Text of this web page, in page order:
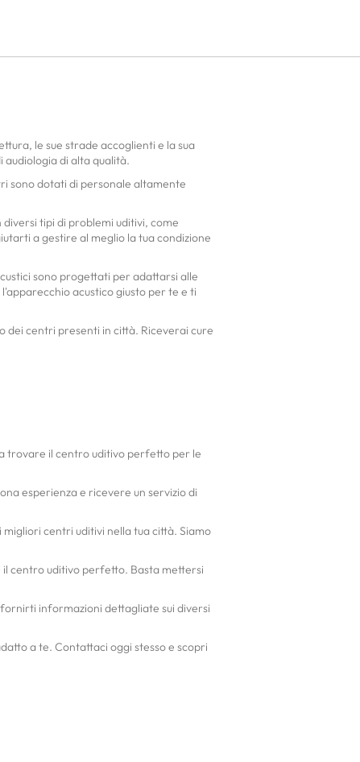
le sue strade accoglienti e la sua
audiologia di alta qualità.
sono dotati di personale altamente
tipi di problemi uditivi, come
a gestire al meglio la tua condizione
sono progettati per adattarsi alle
acustico giusto per te e ti
dei centri presenti in città. Riceverai cure
trovare il centro uditivo perfetto per le
esperienza e ricevere un servizio di
centri uditivi nella tua città. Siamo
centro uditivo perfetto. Basta mettersi
informazioni dettagliate sui diversi
a te. Contattaci oggi stesso e scopri